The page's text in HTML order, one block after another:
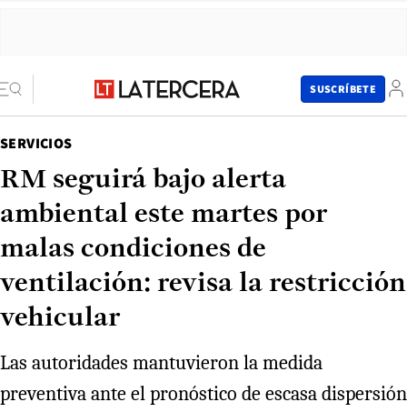
SUSCRÍBETE
SERVICIOS
RM seguirá bajo alerta
ambiental este martes por
malas condiciones de
ventilación: revisa la restricción
vehicular
Las autoridades mantuvieron la medida
preventiva ante el pronóstico de escasa dispersión